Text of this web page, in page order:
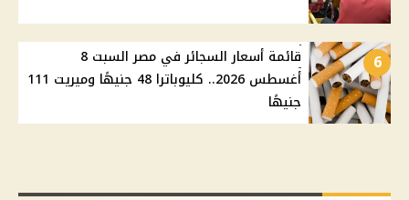
6
قائمة أسعار السجائر في مصر السبت 8
أغسطس 2026.. كليوباترا 48 جنيهًا وميريت 111
جنيهًا